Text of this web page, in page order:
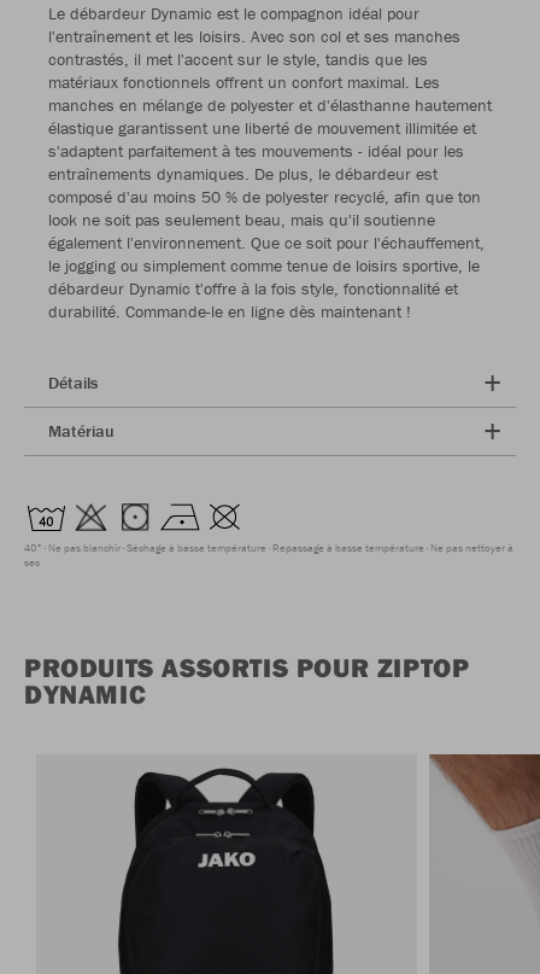
Le débardeur Dynamic est le compagnon idéal pour
l'entraînement et les loisirs. Avec son col et ses manches
contrastés, il met l'accent sur le style, tandis que les
matériaux fonctionnels offrent un confort maximal. Les
manches en mélange de polyester et d'élasthanne hautement
élastique garantissent une liberté de mouvement illimitée et
s'adaptent parfaitement à tes mouvements - idéal pour les
entraînements dynamiques. De plus, le débardeur est
composé d'au moins 50 % de polyester recyclé, afin que ton
look ne soit pas seulement beau, mais qu'il soutienne
également l'environnement. Que ce soit pour l'échauffement,
le jogging ou simplement comme tenue de loisirs sportive, le
débardeur Dynamic t'offre à la fois style, fonctionnalité et
durabilité. Commande-le en ligne dès maintenant !
Détails
Matériau
40° Ne pas blanchir Séchage à basse température Repassage à basse température Ne pas nettoyer à
sec
PRODUITS ASSORTIS POUR ZIPTOP
DYNAMIC